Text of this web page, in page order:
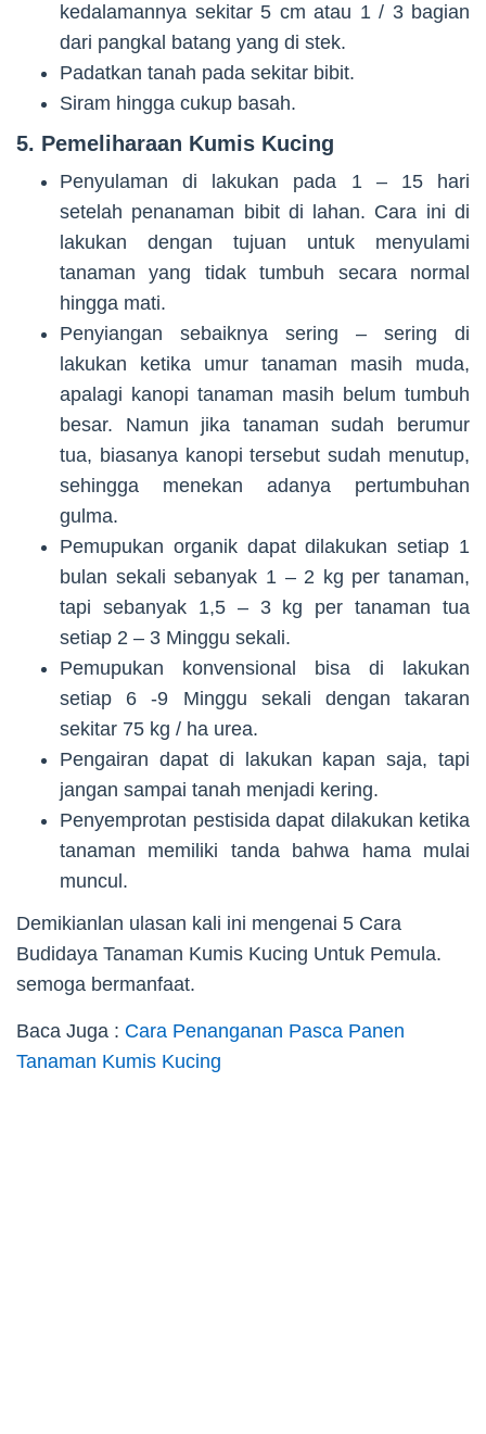
kedalamannya sekitar 5 cm atau 1 / 3 bagian
dari pangkal batang yang di stek.
Padatkan tanah pada sekitar bibit.
Siram hingga cukup basah.
5. Pemeliharaan Kumis Kucing
Penyulaman di lakukan pada 1 – 15 hari
setelah penanaman bibit di lahan. Cara ini di
lakukan dengan tujuan untuk menyulami
tanaman yang tidak tumbuh secara normal
hingga mati.
Penyiangan sebaiknya sering – sering di
lakukan ketika umur tanaman masih muda,
apalagi kanopi tanaman masih belum tumbuh
besar. Namun jika tanaman sudah berumur
tua, biasanya kanopi tersebut sudah menutup,
sehingga menekan adanya pertumbuhan
gulma.
Pemupukan organik dapat dilakukan setiap 1
bulan sekali sebanyak 1 – 2 kg per tanaman,
tapi sebanyak 1,5 – 3 kg per tanaman tua
setiap 2 – 3 Minggu sekali.
Pemupukan konvensional bisa di lakukan
setiap 6 -9 Minggu sekali dengan takaran
sekitar 75 kg / ha urea.
Pengairan dapat di lakukan kapan saja, tapi
jangan sampai tanah menjadi kering.
Penyemprotan pestisida dapat dilakukan ketika
tanaman memiliki tanda bahwa hama mulai
muncul.
Demikianlan ulasan kali ini mengenai 5 Cara
Budidaya Tanaman Kumis Kucing Untuk Pemula.
semoga bermanfaat.
Baca Juga : Cara Penanganan Pasca Panen
Tanaman Kumis Kucing